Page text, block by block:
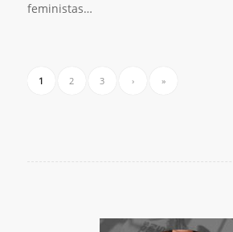
feministas…
1 2 3 › »